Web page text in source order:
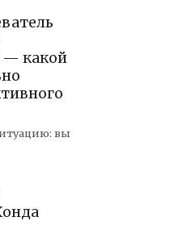
— какой
вы